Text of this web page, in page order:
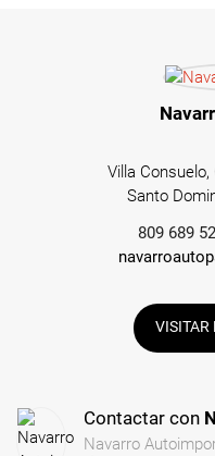
Villa
Santo
809 689
VISITAR
Contactar con
Navarro